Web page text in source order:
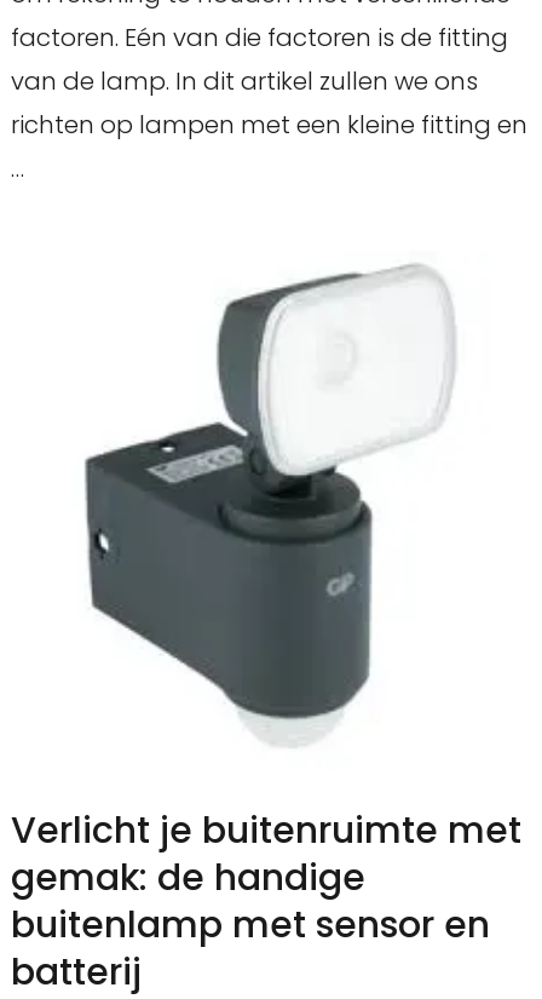
factoren. Eén van die factoren is de fitting
van de lamp. In dit artikel zullen we ons
richten op lampen met een kleine fitting en
…
Verlicht je buitenruimte met
gemak: de handige
buitenlamp met sensor en
batterij